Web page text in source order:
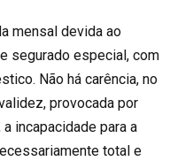
mensal devida ao
segurado especial, com
Não há carência, no
provocada por
incapacidade para a
total e